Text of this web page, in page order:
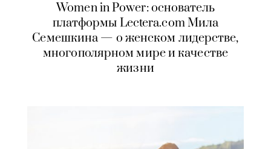
Women in Power: основатель
платформы Lectera.com Мила
Семешкина — о женском лидерстве,
многополярном мире и качестве
жизни